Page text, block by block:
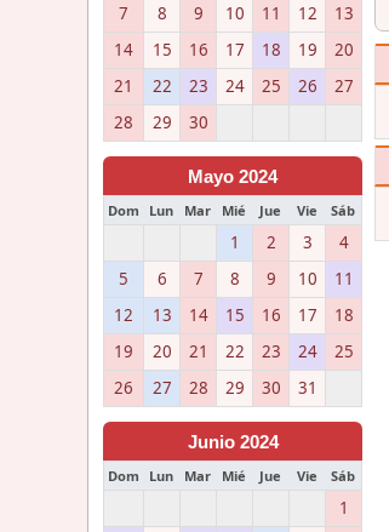
7
8 9 10 11 12
13
14
15 16 17 18 19
20
21
22 23 24 25 26
27
28
29 30
Mayo 2024
Dom Lun Mar Mié Jue Vie Sáb
1 2 3
4
5
6 7 8 9 10
11
12
13 14 15 16 17
18
19
20 21 22 23 24
25
26
27 28 29 30 31
Junio 2024
Dom Lun Mar Mié Jue Vie Sáb
1